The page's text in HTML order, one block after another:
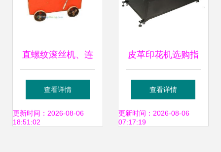
直螺纹滚丝机、连
接套筒与滚丝轮 皮
革机械领域的精密
查看详情
更新时间：2026-08-06
18:51:02
皮革印花机选购指
南 厂家、价格、图
片与规格型号全解
查看详情
更新时间：2026-08-06
07:17:19